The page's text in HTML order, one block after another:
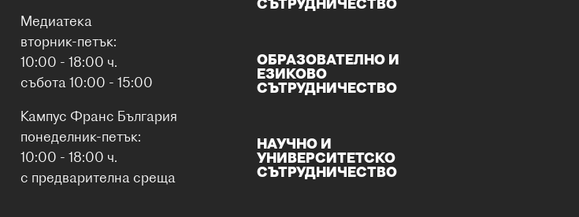
Медиатека
вторник-петък:
10:00 - 18:00 ч.
събота 10:00 - 15:00
Кампус Франс България
понеделник-петък:
10:00 - 18:00 ч.
с предварителна среща
СЪТРУДНИЧЕСТВО
ОБРАЗОВАТЕЛНО И
ЕЗИКОВО
СЪТРУДНИЧЕСТВО
НАУЧНО И
УНИВЕРСИТЕТСКО
СЪТРУДНИЧЕСТВО